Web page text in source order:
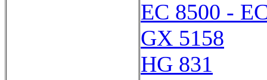
EC 8500 -
GX 5158
HG 831